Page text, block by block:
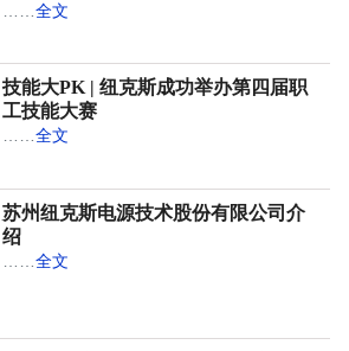
全文
技能大PK | 纽克斯成功举办第四届职
工技能大赛
……全文
苏州纽克斯电源技术股份有限公司介
绍
全文